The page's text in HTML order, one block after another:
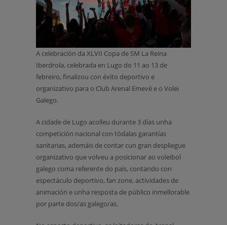
A celebración da XLVII Copa de SM La Reina
Iberdrola, celebrada en Lugo do 11 ao 13 de
febreiro, finalizou con éxito deportivo e
organizativo para o Club Arenal Emevé e o Volei
Galego.
A cidade de Lugo acolleu durante 3 días unha
competición nacional con tódalas garantías
sanitarias, ademáis de contar cun gran despliegue
organizativo que volveu a posicionar ao voleibol
galego coma referente do país, contando con
espectáculo deportivo, fan zone, actividades de
animación e unha resposta de público inmellorable
por parte dos/as galego/as.